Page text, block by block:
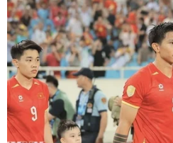
đồng trị sự Trung ương
Nam,Thành hội Phật
tăng, ni, Phật tử.
Cùng dự lễ có
Trương Mỹ Hoa; Thứ
nhiệm Ủy ban người